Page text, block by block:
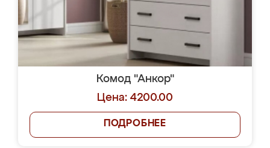
Комод "Анкор"
Цена: 4200.00
ПОДРОБНЕЕ